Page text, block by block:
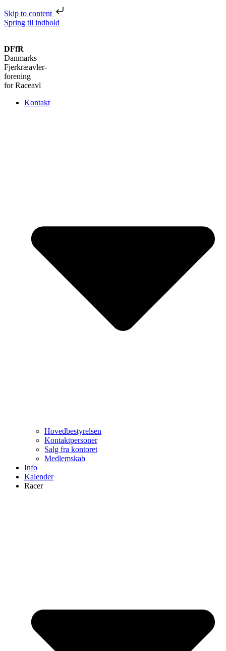
Skip to content
Spring til indhold
DFfR
Danmarks
Fjerkræavler-
forening
for Raceavl
Kontakt
Hovedbestyrelsen
Kontaktpersoner
Salg fra kontoret
Medlemskab
Info
Kalender
Racer